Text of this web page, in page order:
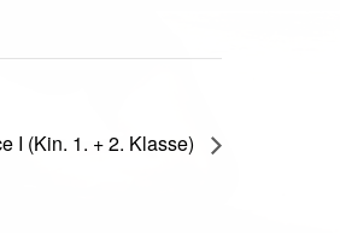
I (Kin. 1. + 2. Klasse)